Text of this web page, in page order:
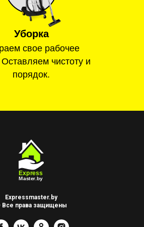
Уборка
свое рабочее
чистоту и
порядок.
Expressmaster.by
Все права защищены